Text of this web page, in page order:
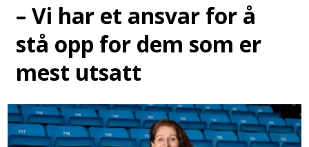
– Vi har et ansvar for å
stå opp for dem som er
mest utsatt